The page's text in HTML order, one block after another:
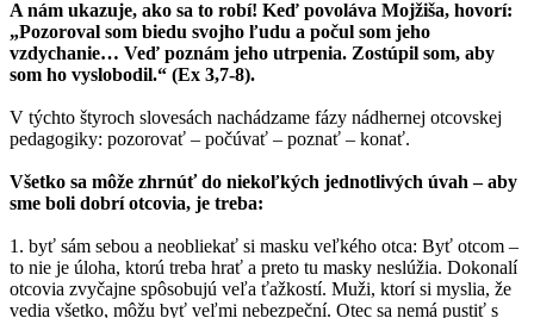
A nám ukazuje, ako sa to robí! Keď povoláva Mojžiša, hovorí:
„Pozoroval som biedu svojho ľudu a počul som jeho
vzdychanie… Veď poznám jeho utrpenia. Zostúpil som, aby
som ho vyslobodil.“ (Ex 3,7-8).
V týchto štyroch slovesách nachádzame fázy nádhernej otcovskej
pedagogiky: pozorovať – počúvať – poznať – konať.
Všetko sa môže zhrnúť do niekoľkých jednotlivých úvah – aby
sme boli dobrí otcovia, je treba:
1. byť sám sebou a neobliekať si masku veľkého otca: Byť otcom –
to nie je úloha, ktorú treba hrať a preto tu masky neslúžia. Dokonalí
otcovia zvyčajne spôsobujú veľa ťažkostí. Muži, ktorí si myslia, že
vedia všetko, môžu byť veľmi nebezpeční. Otec sa nemá pustiť s